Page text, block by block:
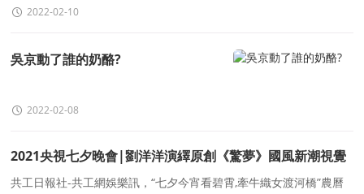
優秀！所以能夠進入央視工作的，都不是等閑
2022-02-10
吳京動了誰的奶酪?
2022-02-08
2021央視七夕晚會|劉洋洋演繹原創《驚夢》國風新潮視覺
盛宴！
共工日報社-共工網娛樂訊，“七夕今宵看碧霄,牽牛織女渡河橋”農曆